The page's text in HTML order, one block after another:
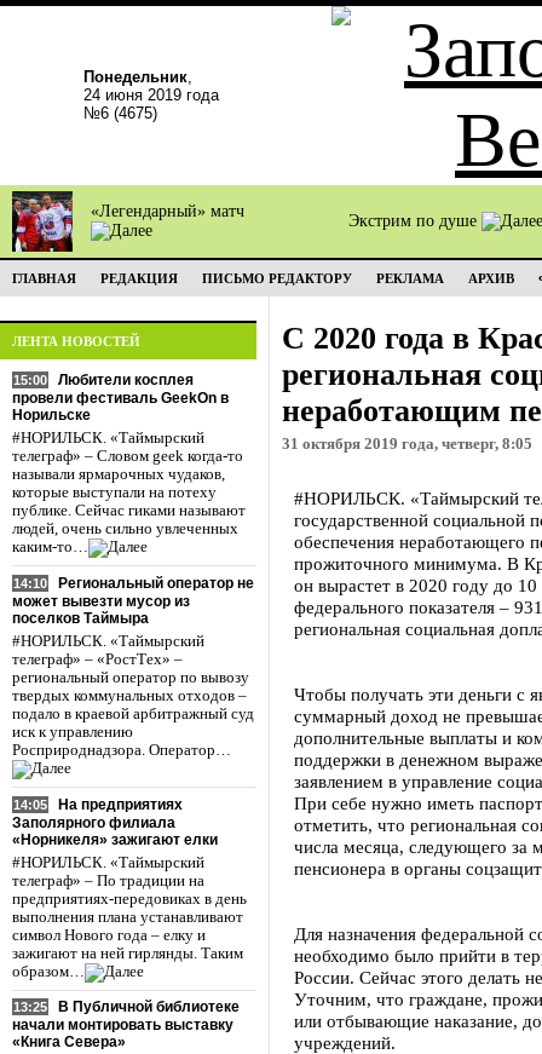
Понедельник,
24 июня 2019 года
№6 (4675)
«Легендарный» матч
Экстрим по душе
ГЛАВНАЯ РЕДАКЦИЯ ПИСЬМО РЕДАКТОРУ РЕКЛАМА АРХИВ
ЛЕНТА НОВОСТЕЙ
15:00
Любители косплея
провели фестиваль GeekOn в
Норильске
#НОРИЛЬСК. «Таймырский
телеграф» – Словом geek когда-то
называли ярмарочных чудаков,
которые выступали на потеху
публике. Сейчас гиками называют
людей, очень сильно увлеченных
каким-то…
14:10
Региональный оператор не
может вывезти мусор из
поселков Таймыра
#НОРИЛЬСК. «Таймырский
телеграф» – «РостТех» –
региональный оператор по вывозу
твердых коммунальных отходов –
подало в краевой арбитражный суд
иск к управлению
Росприроднадзора. Оператор…
14:05
На предприятиях
Заполярного филиала
«Норникеля» зажигают елки
#НОРИЛЬСК. «Таймырский
телеграф» – По традиции на
предприятиях-передовиках в день
выполнения плана устанавливают
символ Нового года – елку и
зажигают на ней гирлянды. Таким
образом…
13:25
В Публичной библиотеке
начали монтировать выставку
«Книга Севера»
С 2020 года в
региональная
неработающим
31 октября 2019 года, четверг, 8:05
#НОРИЛЬСК. «Таймырский
государственной
обеспечения неработающего
прожиточного минимума. В
он вырастет в 2020 году до
федерального показателя –
региональная социальная
Чтобы получать эти деньги с
суммарный доход не
дополнительные выплаты и
поддержки в денежном
заявлением в управление
При себе нужно иметь
отметить, что региональная
числа месяца, следующего за
пенсионера в органы
Для назначения федеральной
необходимо было прийти в
России. Сейчас этого делать
Уточним, что граждане,
или отбывающие наказание,
учреждений.